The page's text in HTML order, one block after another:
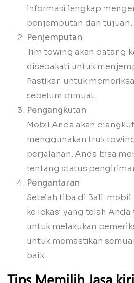
informasi lengkap
penjemputan dan tujuan.
Penjemputan
Tim towing akan datang
disepakati untuk
Pastikan untuk
sebelum dimuat.
Pengangkutan
Mobil Anda akan
menggunakan truk
perjalanan, Anda bisa
tentang status
Pengantaran
Setelah tiba di Bali,
ke lokasi yang telah Anda
untuk melakukan
untuk memastikan
baik.